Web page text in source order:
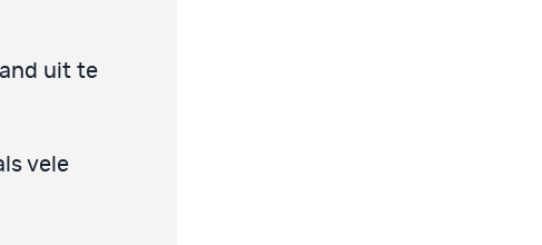
uit te
vele